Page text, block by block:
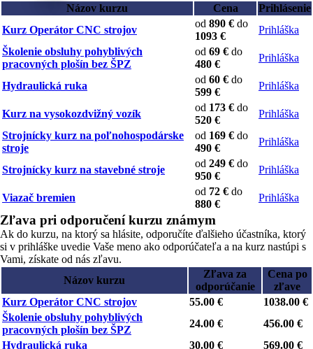
Názov kurzu
Cena
Prihlásenie
Kurz Operátor CNC strojov
od 890 € do
1093 €
Prihláška
Školenie obsluhy pohyblivých
pracovných plošín bez ŠPZ
od 69 € do
480 €
Prihláška
Hydraulická ruka
od 60 € do
599 €
Prihláška
Kurz na vysokozdvižný vozík
od 173 € do
520 €
Prihláška
Strojnícky kurz na poľnohospodárske
stroje
od 169 € do
490 €
Prihláška
Strojnícky kurz na stavebné stroje
od 249 € do
950 €
Prihláška
Viazač bremien
od 72 € do
880 €
Prihláška
Zľava pri odporučení kurzu známym
Ak do kurzu, na ktorý sa hlásite, odporučíte ďalšieho účastníka, ktorý
si v prihláške uvedie Vaše meno ako odporúčateľa a na kurz nastúpi s
Vami, získate od nás zľavu.
Názov kurzu
Zľava za
odporúčanie
Cena po
zľave
Kurz Operátor CNC strojov
55.00 €
1038.00 €
Školenie obsluhy pohyblivých
pracovných plošín bez ŠPZ
24.00 €
456.00 €
Hydraulická ruka
30.00 €
569.00 €